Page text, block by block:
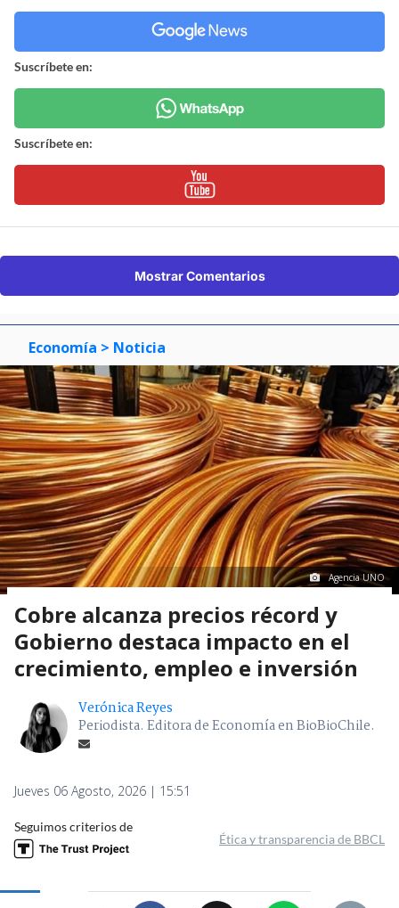
Suscríbete en:
Suscríbete en:
Mostrar Comentarios
Economía > Noticia
Agencia UNO
Cobre alcanza precios récord y
Gobierno destaca impacto en el
crecimiento, empleo e inversión
Verónica Reyes
Periodista. Editora de Economía en BioBioChile.
Jueves 06 Agosto, 2026 | 15:51
Seguimos criterios de
Ética y transparencia de BBCL